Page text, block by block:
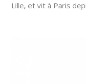
Lille, et vit à Paris